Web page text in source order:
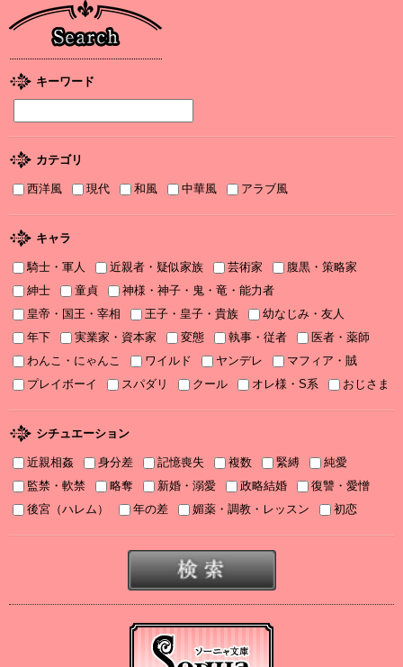
2026/01/08
2026年１月刊電子書籍配信のお知らせ
2025/12/04
2025年12月刊電子書籍配信のお知らせ
『打算婚 未亡人になりかけましたがヤンデレ実業家の愛され妻に
なりました』お詫びと訂正
書泉2025年TLフェア Sonyaコミックス参加サイン色紙ちらっと見
せ♡
2025/11/08
書泉2025年TLフェア ソーニャ文庫・Sonyaコミックス参加♡
2025/11/06
2025年11月刊電子書籍配信のお知らせ
2025年10月刊電子書籍配信のお知らせ
2025/09/03
2025年９月刊電子書籍配信のお知らせ
2025/08/05
2025年８月刊電子書籍配信のお知らせ
2025年７月刊電子書籍配信のお知らせ
2025年５月刊電子書籍配信のお知らせ
キーワード
カテゴリ
西洋風 現代 和風 中華風 アラブ風
キャラ
騎士・軍人 近親者・疑似家族 芸術家
腹黒・策略家
紳士
童貞
神様・神子・鬼・竜・能力者
皇帝・国王・宰相
王子・皇子・貴族
幼なじみ・友人
年下
実業家・資本家 変態 執事・従者
医者・薬師
わんこ・にゃんこ
ワイルド ヤンデレ
マフィア・賊
プレイボーイ
スパダリ クール オレ様・S系 おじさま
シチュエーション
近親相姦 身分差 記憶喪失 複数 緊縛
純愛
監禁・軟禁
略奪 新婚・溺愛 政略結婚
復讐・愛憎
後宮（ハレム）
年の差 媚薬・調教・レッスン 初恋